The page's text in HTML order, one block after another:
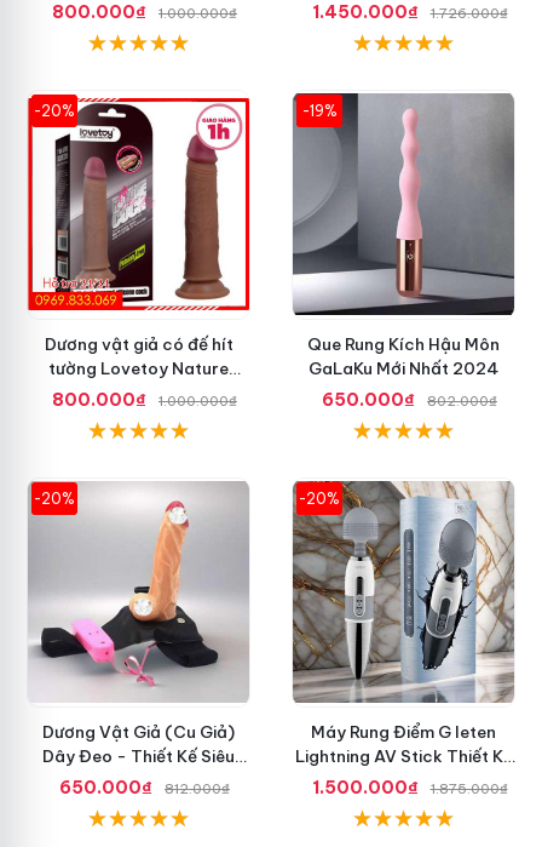
800.000₫
1.000.000₫ 1.450.000₫ 1.726.000₫
-20%
Dương vật giả có đế hít
tường Lovetoy Nature
Cock 7 inch da đen
800.000₫ 1.000.000₫
-19%
Que Rung Kích Hậu Môn
GaLaKu Mới Nhất 2024
650.000₫
802.000₫
-20%
Dương Vật Giả (Cu Giả)
Dây Đeo - Thiết Kế Siêu
Ngầu, Giá Cực Rẻ
650.000₫ 812.000₫
-20%
Máy Rung Điểm G leten
Lightning AV Stick Thiết Kế
Thông Minh
1.500.000₫ 1.875.000₫